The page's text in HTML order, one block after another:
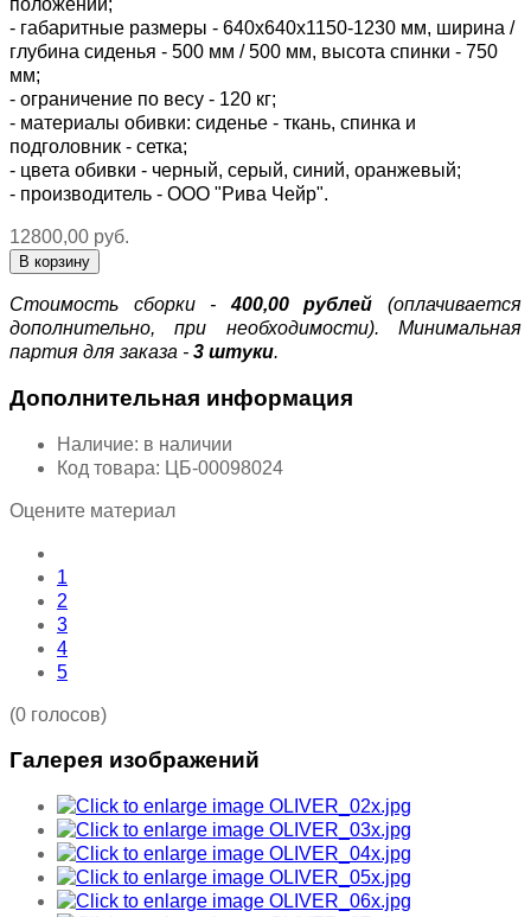
положении;
- габаритные размеры - 640х640х1150-1230 мм, ширина /
глубина сиденья - 500 мм / 500 мм, высота спинки - 750
мм;
- ограничение по весу - 120 кг;
- материалы обивки: сиденье - ткань, спинка и
подголовник - сетка;
- цвета обивки - черный, серый, синий, оранжевый;
- производитель - ООО "Рива Чейр".
12800,00 руб.
Стоимость сборки -400,00 рублей (оплачивается
дополнительно, при необходимости). Минимальная
партия для заказа - 3 штуки.
Дополнительная информация
Наличие: в наличии
Код товара: ЦБ-00098024
Оцените материал
1
2
3
4
5
(0 голосов)
Галерея изображений